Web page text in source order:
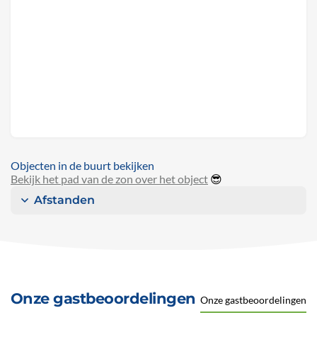
Objecten in de buurt bekijken
Bekijk het pad van de zon over het object 😎
Afstanden
Onze gastbeoordelingen Onze gastbeoordelingen